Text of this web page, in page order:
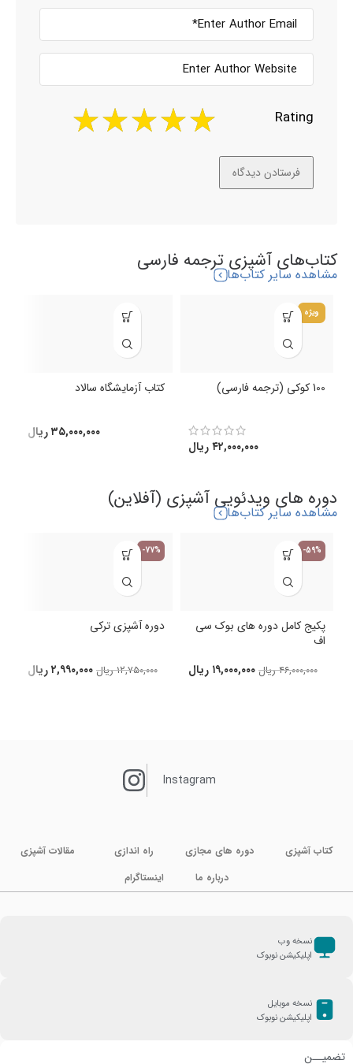
Rating
کتاب‌های آشپزی ترجمه فارسی
مشاهده سایر کتاب‌ها
ویژه
100 کوکی (ترجمه فارسی)
۴۲,۰۰۰,۰۰۰ریال
کتاب آزمایشگاه سالاد
۳۵,۰۰۰,۰۰۰ریال
دوره های ویدئویی آشپزی (آفلاین)
مشاهده سایر کتاب‌ها
-59%
پکیج کامل دوره های بوک سی
اف
۴۶,۰۰۰,۰۰۰ ریال ۱۹,۰۰۰,۰۰۰ ریال
-77%
دوره آشپزی ترکی
۱۲,۷۵۰,۰۰۰ ریال ۲,۹۹۰,۰۰۰ریال
Instagram
کتاب آشپزی دوره های مجازی راه اندازی
مقالات آشپزی
درباره ما
اینستاگرام
نسخه وب
اپلیکیشن نوبوک
نسخه موبایل
اپلیکیشن نوبوک
تضمیــن